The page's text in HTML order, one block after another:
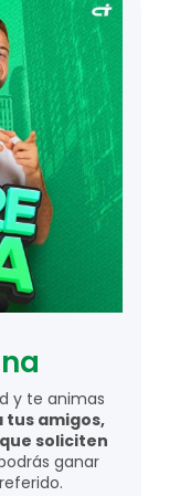
y te animas
tus amigos,
soliciten
ganar